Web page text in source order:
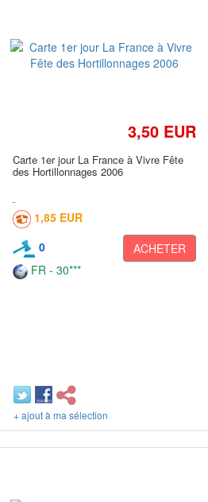
3,50 EUR
Carte 1er jour La France à Vivre Fête
des Hortillonnages 2006
1,85 EUR
0
ACHETER
FR - 30***
+ ajout à ma sélection